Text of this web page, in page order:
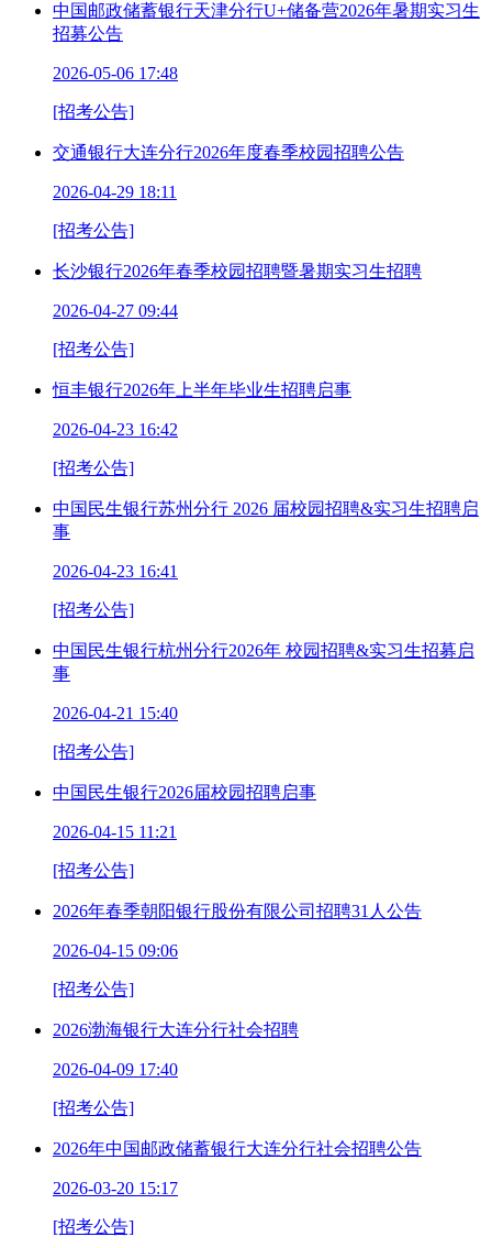
中国邮政储蓄银行天津分行U+储备营2026年暑期实习生
招募公告
2026-05-06 17:48
[招考公告]
交通银行大连分行2026年度春季校园招聘公告
2026-04-29 18:11
[招考公告]
长沙银行2026年春季校园招聘暨暑期实习生招聘
2026-04-27 09:44
[招考公告]
恒丰银行2026年上半年毕业生招聘启事
2026-04-23 16:42
[招考公告]
中国民生银行苏州分行 2026 届校园招聘&实习生招聘启
事
2026-04-23 16:41
[招考公告]
中国民生银行杭州分行2026年 校园招聘&实习生招募启
事
2026-04-21 15:40
[招考公告]
中国民生银行2026届校园招聘启事
2026-04-15 11:21
[招考公告]
2026年春季朝阳银行股份有限公司招聘31人公告
2026-04-15 09:06
[招考公告]
2026渤海银行大连分行社会招聘
2026-04-09 17:40
[招考公告]
2026年中国邮政储蓄银行大连分行社会招聘公告
2026-03-20 15:17
[招考公告]